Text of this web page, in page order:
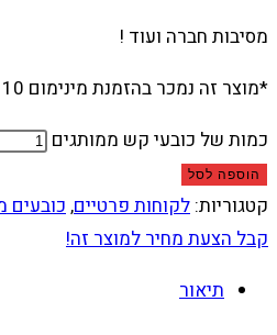
מסיבות חברה ועוד !
*מוצר זה נמכר בהזמנת מינימום 10 יח בהזמנה
כמות של כובעי קש ממותגים
הוספה לסל
קטגוריות: לקוחות פרטיים, כובעים
קבל הצעת מחיר למוצר זה!
תיאור